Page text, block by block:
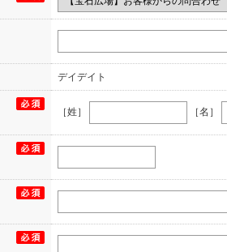
デイデイト
［姓］ ［名］